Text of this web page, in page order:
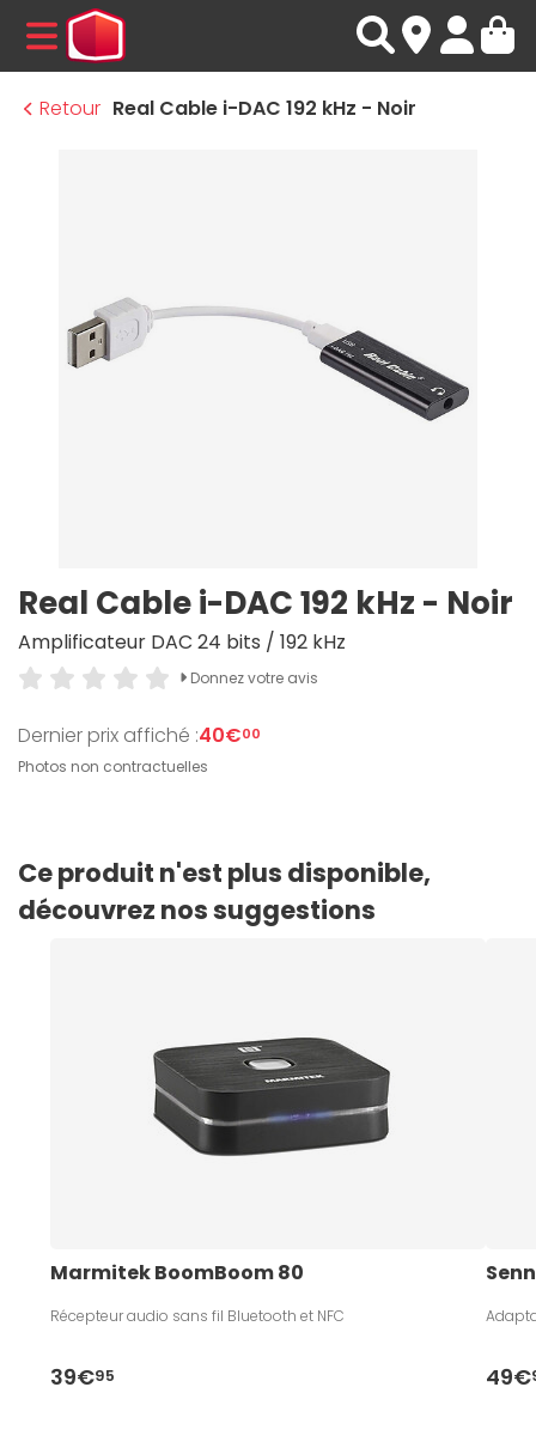
MENU
Retour Real Cable i-DAC 192 kHz - Noir
Real Cable i-DAC 192 kHz - Noir
Amplificateur DAC 24 bits / 192 kHz
Donnez votre avis
Dernier prix affiché :40€00
Photos non contractuelles
Ce produit n'est plus disponible,
découvrez nos suggestions
Marmitek BoomBoom 80
Récepteur audio sans fil Bluetooth et NFC
39€95 49€